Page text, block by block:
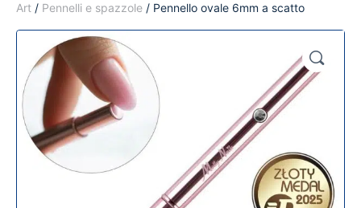
Art / Pennelli e spazzole / Pennello ovale 6mm a scatto
🔍